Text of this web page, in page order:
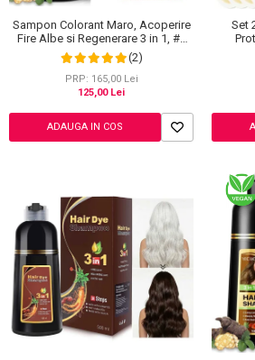
Sampon Colorant Maro, Acoperire
Fire Albe si Regenerare 3 in 1, #2
Brown, 500 ml
(2)
PRP: 165,00 Lei
125,00 Lei
ADAUGA IN COS
Set